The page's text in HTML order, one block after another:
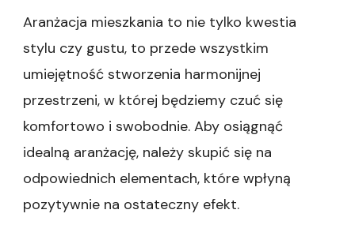
Aranżacja mieszkania to nie tylko kwestia
stylu czy gustu, to przede wszystkim
umiejętność stworzenia harmonijnej
przestrzeni, w której będziemy czuć się
komfortowo i swobodnie. Aby osiągnąć
idealną aranżację, należy skupić się na
odpowiednich elementach, które wpłyną
pozytywnie na ostateczny efekt.